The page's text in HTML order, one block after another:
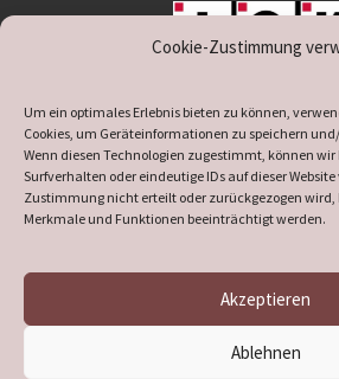
Cookie-Zustimmung
Um ein optimales Erlebnis bieten zu können,
Cookies, um Geräteinformationen zu speichern
Wenn diesen Technologien zugestimmt, können
Surfverhalten oder eindeutige IDs auf dieser
Zustimmung nicht erteilt oder zurückgezogen
Merkmale und Funktionen beeinträchtigt werden.
Akzeptieren
Ablehnen
supported by DÖ
Heimatverein Verl– Alle